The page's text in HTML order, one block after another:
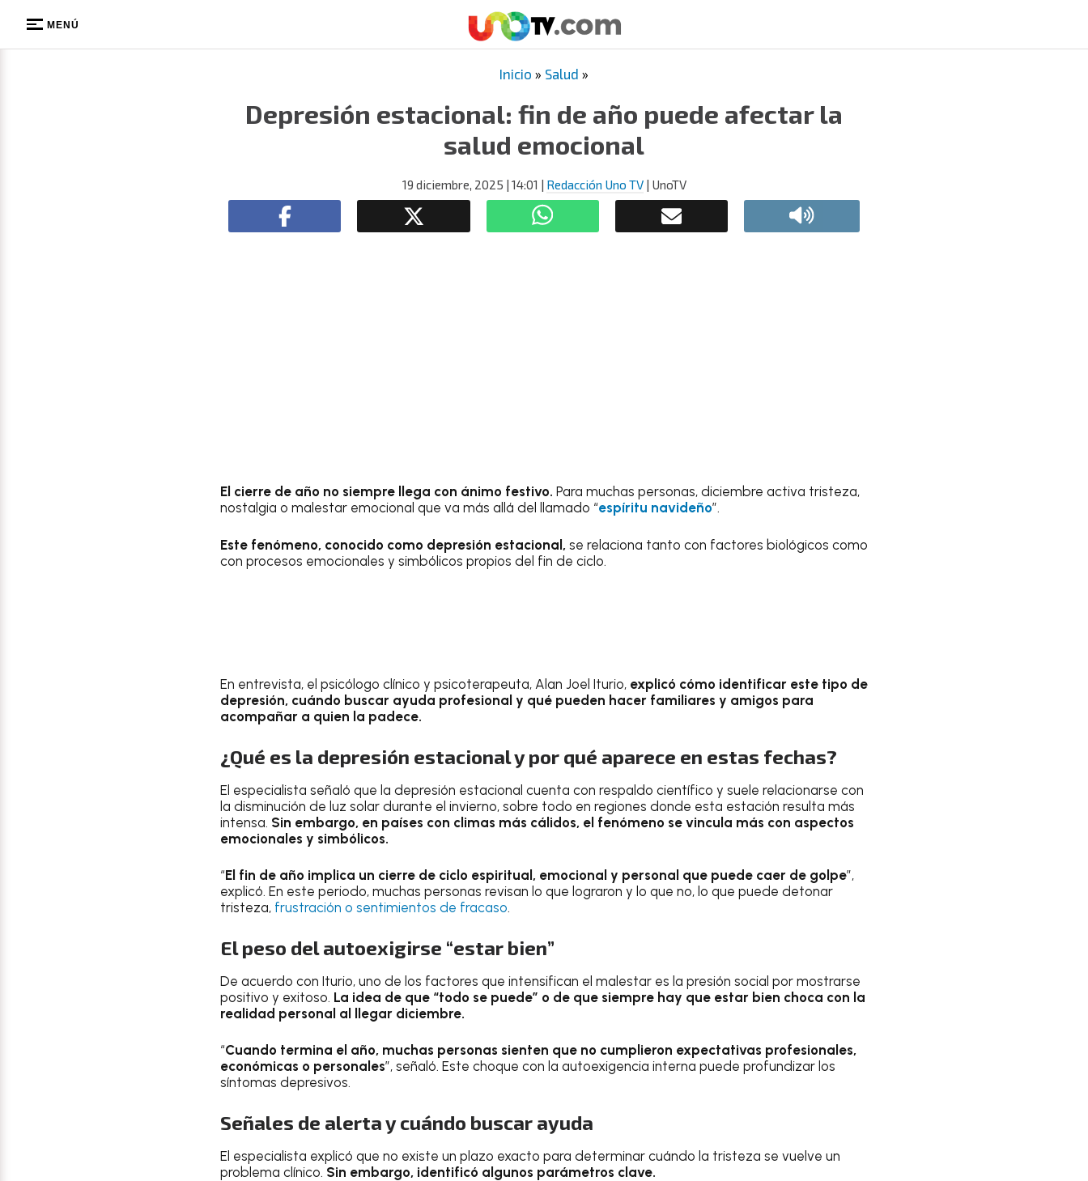
MENÚ
Inicio » Salud »
Depresión estacional: fin de año puede afectar la
salud emocional
19 diciembre, 2025 | 14:01 | Redacción Uno TV| UnoTV
El cierre de año no siempre llega con ánimo festivo. Para muchas personas, diciembre activa tristeza,
nostalgia o malestar emocional que va más allá del llamado “espíritu navideño”.
Este fenómeno, conocido como depresión estacional, se relaciona tanto con factores biológicos como
con procesos emocionales y simbólicos propios del fin de ciclo.
En entrevista, el psicólogo clínico y psicoterapeuta, Alan Joel Iturio, explicó cómo identificar este tipo de
depresión, cuándo buscar ayuda profesional y qué pueden hacer familiares y amigos para
acompañar a quien la padece.
¿Qué es la depresión estacional y por qué aparece en estas fechas?
El especialista señaló que la depresión estacional cuenta con respaldo científico y suele relacionarse con
la disminución de luz solar durante el invierno, sobre todo en regiones donde esta estación resulta más
intensa. Sin embargo, en países con climas más cálidos, el fenómeno se vincula más con aspectos
emocionales y simbólicos.
“El fin de año implica un cierre de ciclo espiritual, emocional y personal que puede caer de golpe”,
explicó. En este periodo, muchas personas revisan lo que lograron y lo que no, lo que puede detonar
tristeza, frustración o sentimientos de fracaso.
El peso del autoexigirse “estar bien”
De acuerdo con Iturio, uno de los factores que intensifican el malestar es la presión social por mostrarse
positivo y exitoso. La idea de que “todo se puede” o de que siempre hay que estar bien choca con la
realidad personal al llegar diciembre.
“Cuando termina el año, muchas personas sienten que no cumplieron expectativas profesionales,
económicas o personales”, señaló. Este choque con la autoexigencia interna puede profundizar los
síntomas depresivos.
Señales de alerta y cuándo buscar ayuda
El especialista explicó que no existe un plazo exacto para determinar cuándo la tristeza se vuelve un
problema clínico. Sin embargo, identificó algunos parámetros clave.